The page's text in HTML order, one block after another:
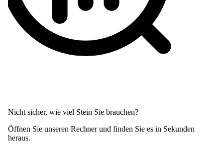
Nicht sicher, wie viel Stein Sie brauchen?
Öffnen Sie unseren Rechner und finden Sie es in Sekunden
heraus.